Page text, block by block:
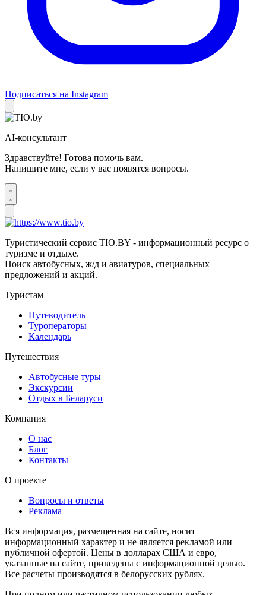
Подписаться на Instagram
AI-консультант
Здравствуйте! Готова помочь вам.
Напишите мне, если у вас появятся вопросы.
Туристический сервис TIO.BY - информационный ресурс о
туризме и отдыхе.
Поиск автобусных, ж/д и авиатуров, специальных
предложений и акций.
Туристам
Путеводитель
Туроператоры
Календарь
Путешествия
Автобусные туры
Экскурсии
Отдых в Беларуси
Компания
О нас
Блог
Контакты
О проекте
Вопросы и ответы
Реклама
Вся информация, размещенная на сайте, носит
информационный характер и не является рекламой или
публичной офертой. Цены в долларах США и евро,
указанные на сайте, приведены с информационной целью.
Все расчеты производятся в белорусских рублях.